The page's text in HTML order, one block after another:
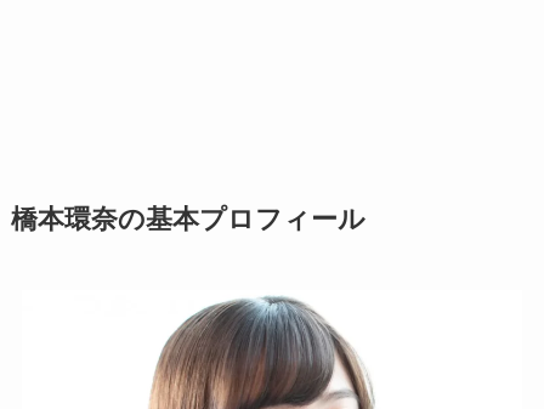
橋本環奈の基本プロフィール